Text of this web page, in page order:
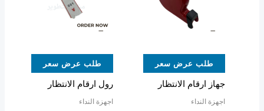
طلب عرض سعر
جهاز ارقام الانتظار
اجهزة النداء
طلب عرض سعر
رول ارقام الانتظار
اجهزة النداء